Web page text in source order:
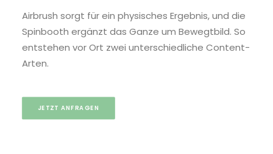
Airbrush sorgt für ein physisches Ergebnis, und die
Spinbooth ergänzt das Ganze um Bewegtbild. So
entstehen vor Ort zwei unterschiedliche Content-
Arten.
JETZT ANFRAGEN